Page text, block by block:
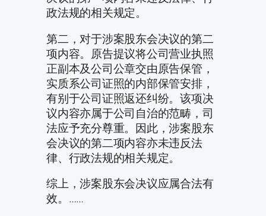
政法规的相关规定。
第二，对于涉案股东会决议的第二
项内容。原告提议将公司营业执照
正副本及公司公章交由原告保管，
实质系公司证照的内部保管安排，
有别于公司证照返还纠纷。该项决
议内容亦属于公司自治的范畴，司
法应予充分尊重。因此，涉案股东
会决议的第二项内容亦未违反法
律、行政法规的相关规定。
综上，涉案股东会决议应属合法有
效。……